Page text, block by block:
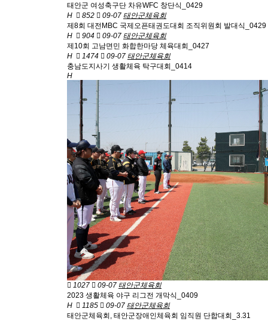
태안군 여성축구단 차유WFC 창단식_0429
H
852 09-07 태안군체육회
제8회 대전MBC 국제오픈태권도대회 조직위원회 발대식_0429
H
904 09-07 태안군체육회
제10회 고남면민 화합한마당 체육대회_0427
H
1474 09-07 태안군체육회
충남도지사기 생활체육 탁구대회_0414
H
1027 09-07 태안군체육회
2023 생활체육 야구 리그전 개막식_0409
H
1185 09-07 태안군체육회
태안군체육회, 태안군장애인체육회 임직원 단합대회_3.31